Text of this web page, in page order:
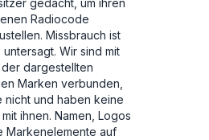
gedacht, um ihren
Radiocode
Missbrauch ist
Wir sind mit
dargestellten
Marken verbunden,
nicht und haben keine
ihnen. Namen, Logos
Markenelemente auf